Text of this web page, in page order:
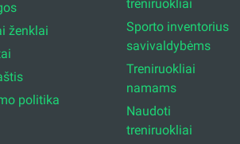
ženklai
politika
treniruokliai
Sporto inventorius
savivaldybėms
Treniruokliai
namams
Naudoti
treniruokliai